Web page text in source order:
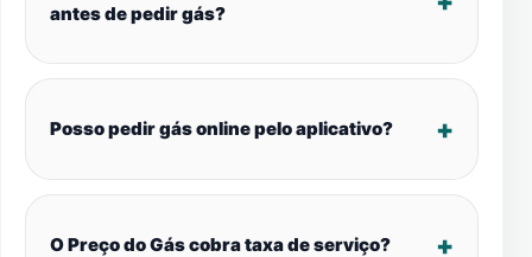
antes de pedir gás?
Posso pedir gás online pelo aplicativo?
O Preço do Gás cobra taxa de serviço?